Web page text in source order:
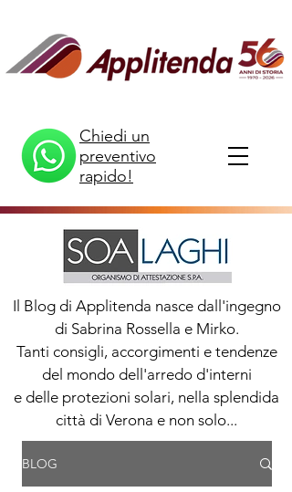
Chiedi un
preventivo
rapido!
Il Blog di Applitenda nasce dall'ingegno
di Sabrina Rossella e Mirko.
Tanti consigli, accorgimenti e tendenze
del mondo dell'arredo d'interni
e delle protezioni solari, nella splendida
città di Verona e non solo...
BLOG